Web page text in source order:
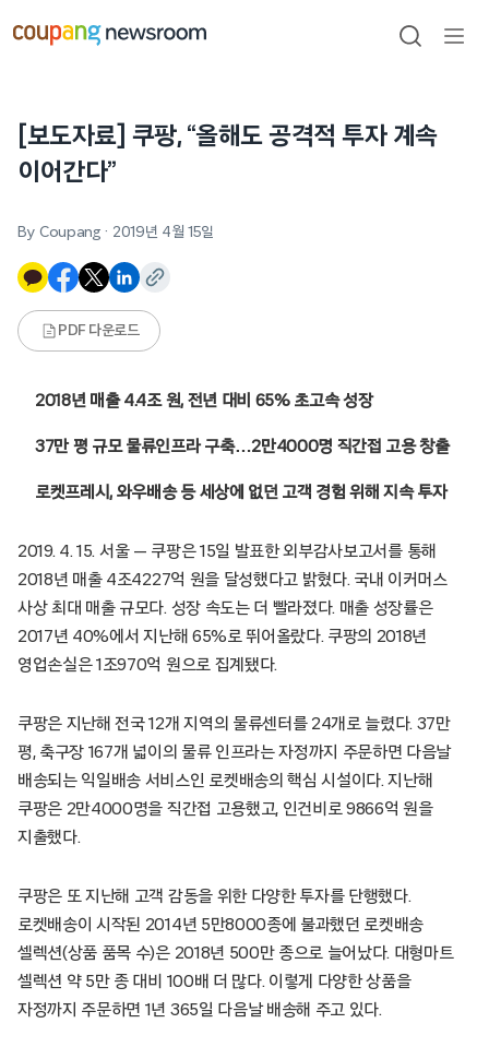
건너뛰기
검색
[보도자료] 쿠팡, “올해도 공격적 투자 계속
이어간다”
By Coupang · 2019년 4월 15일
PDF 다운로드
2018년 매출 4.4조 원, 전년 대비 65% 초고속 성장
37만 평 규모 물류인프라 구축…2만4000명 직간접 고용 창출
로켓프레시, 와우배송 등 세상에 없던 고객 경험 위해 지속 투자
2019. 4. 15. 서울 — 쿠팡은 15일 발표한 외부감사보고서를 통해
2018년 매출 4조4227억 원을 달성했다고 밝혔다. 국내 이커머스
사상 최대 매출 규모다. 성장 속도는 더 빨라졌다. 매출 성장률은
2017년 40%에서 지난해 65%로 뛰어올랐다. 쿠팡의 2018년
영업손실은 1조970억 원으로 집계됐다.
쿠팡은 지난해 전국 12개 지역의 물류센터를 24개로 늘렸다. 37만
평, 축구장 167개 넓이의 물류 인프라는 자정까지 주문하면 다음날
배송되는 익일배송 서비스인 로켓배송의 핵심 시설이다. 지난해
쿠팡은 2만4000명을 직간접 고용했고, 인건비로 9866억 원을
지출했다.
쿠팡은 또 지난해 고객 감동을 위한 다양한 투자를 단행했다.
로켓배송이 시작된 2014년 5만8000종에 불과했던 로켓배송
셀렉션(상품 품목 수)은 2018년 500만 종으로 늘어났다. 대형마트
셀렉션 약 5만 종 대비 100배 더 많다. 이렇게 다양한 상품을
자정까지 주문하면 1년 365일 다음날 배송해 주고 있다.